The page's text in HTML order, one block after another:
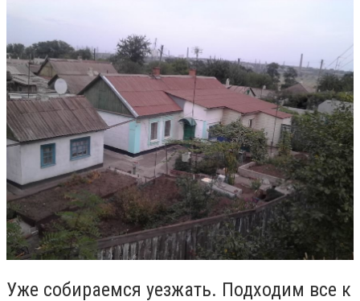
Уже собираемся уезжать. Подходим все к